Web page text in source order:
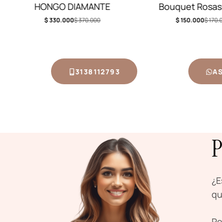
Bouquet Rosas Rojas
$170.000
$150.000
Copito de
$
$150.000
3138112793